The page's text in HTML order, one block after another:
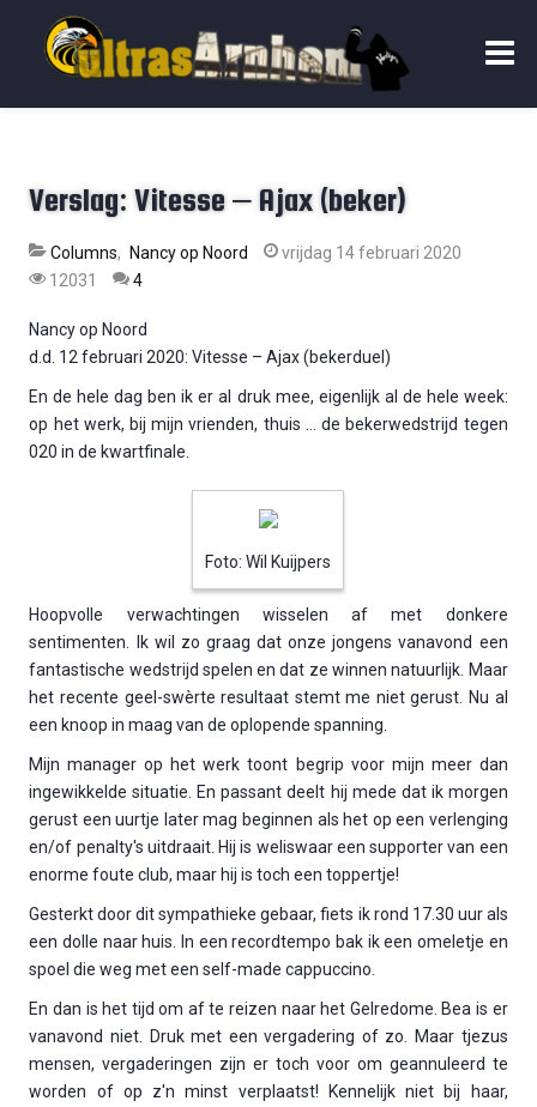
Verslag: Vitesse – Ajax (beker)
Columns Nancy op Noord
vrijdag 14 februari 2020
12031
4
Nancy op Noord
d.d. 12 februari 2020: Vitesse – Ajax (bekerduel)
En de hele dag ben ik er al druk mee, eigenlijk al de hele week:
op het werk, bij mijn vrienden, thuis … de bekerwedstrijd tegen
020 in de kwartfinale.
Foto: Wil Kuijpers
Hoopvolle verwachtingen wisselen af met donkere
sentimenten. Ik wil zo graag dat onze jongens vanavond een
fantastische wedstrijd spelen en dat ze winnen natuurlijk. Maar
het recente geel-swèrte resultaat stemt me niet gerust. Nu al
een knoop in maag van de oplopende spanning.
Mijn manager op het werk toont begrip voor mijn meer dan
ingewikkelde situatie. En passant deelt hij mede dat ik morgen
gerust een uurtje later mag beginnen als het op een verlenging
en/of penalty's uitdraait. Hij is weliswaar een supporter van een
enorme foute club, maar hij is toch een toppertje!
Gesterkt door dit sympathieke gebaar, fiets ik rond 17.30 uur als
een dolle naar huis. In een recordtempo bak ik een omeletje en
spoel die weg met een self-made cappuccino.
En dan is het tijd om af te reizen naar het Gelredome. Bea is er
vanavond niet. Druk met een vergadering of zo. Maar tjezus
mensen, vergaderingen zijn er toch voor om geannuleerd te
worden of op z'n minst verplaatst! Kennelijk niet bij haar,